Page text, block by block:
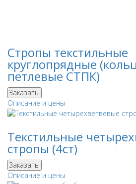
Стропы текстильные
круглопрядные
петлевые СТПК)
Заказать
Описание и цены
Текстильные
стропы (4ст)
Заказать
Описание и цены